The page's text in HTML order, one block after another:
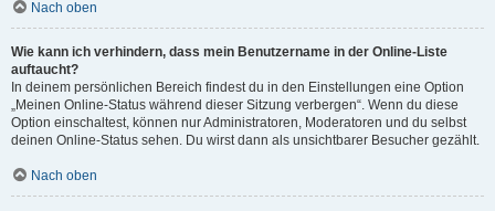
Nach oben
Wie kann ich verhindern, dass mein Benutzername in der Online-Liste
auftaucht?
In deinem persönlichen Bereich findest du in den Einstellungen eine Option
„Meinen Online-Status während dieser Sitzung verbergen“. Wenn du diese
Option einschaltest, können nur Administratoren, Moderatoren und du selbst
deinen Online-Status sehen. Du wirst dann als unsichtbarer Besucher gezählt.
Nach oben